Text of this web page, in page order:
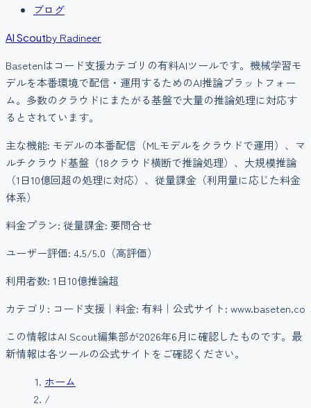
ブログ
AI Scoutby Radineer
Basetenはコード支援カテゴリの有料AIツールです。 機械学習モ
デルを本番環境で配信・運用するためのAI推論プラットフォー
ム。多数のクラウドにまたがる基盤で大量の推論処理に対応す
るとされています。
主な機能: モデルの本番配信（MLモデルをクラウドで運用）、マ
ルチクラウド基盤（18クラウド横断で推論処理）、大規模推論
（1日10億回超の処理に対応）、従量課金（利用量に応じた料金
体系）
料金プラン: 従量課金: 要問合せ
ユーザー評価: 4.5/5.0 （高評価）
利用者数: 1日10億推論超
カテゴリ: コード支援 ｜料金: 有料 ｜公式サイト: www.baseten.co
この情報はAI Scout編集部が2026年6月 に確認したものです。最
新情報は各ツールの公式サイトをご確認ください。
ホーム
/